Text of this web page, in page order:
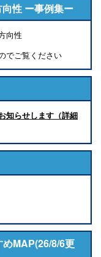
向性 ー事例集ー
向性
でご覧ください
知らせします（詳細
MAP(26/8/6更